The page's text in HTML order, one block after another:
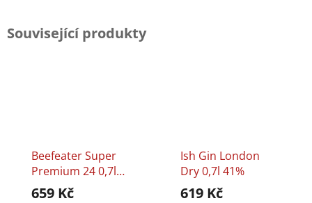
Související produkty
Beefeater Super
Premium 24 0,7l
45%
659 Kč
Ish Gin London
Dry 0,7l 41%
619 Kč